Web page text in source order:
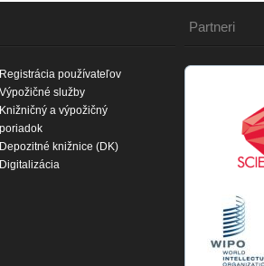
Registrácia používateľov
Výpožičné služby
Knižničný a výpožičný
poriadok
Depozitné knižnice (DK)
Digitalizácia
Partneri